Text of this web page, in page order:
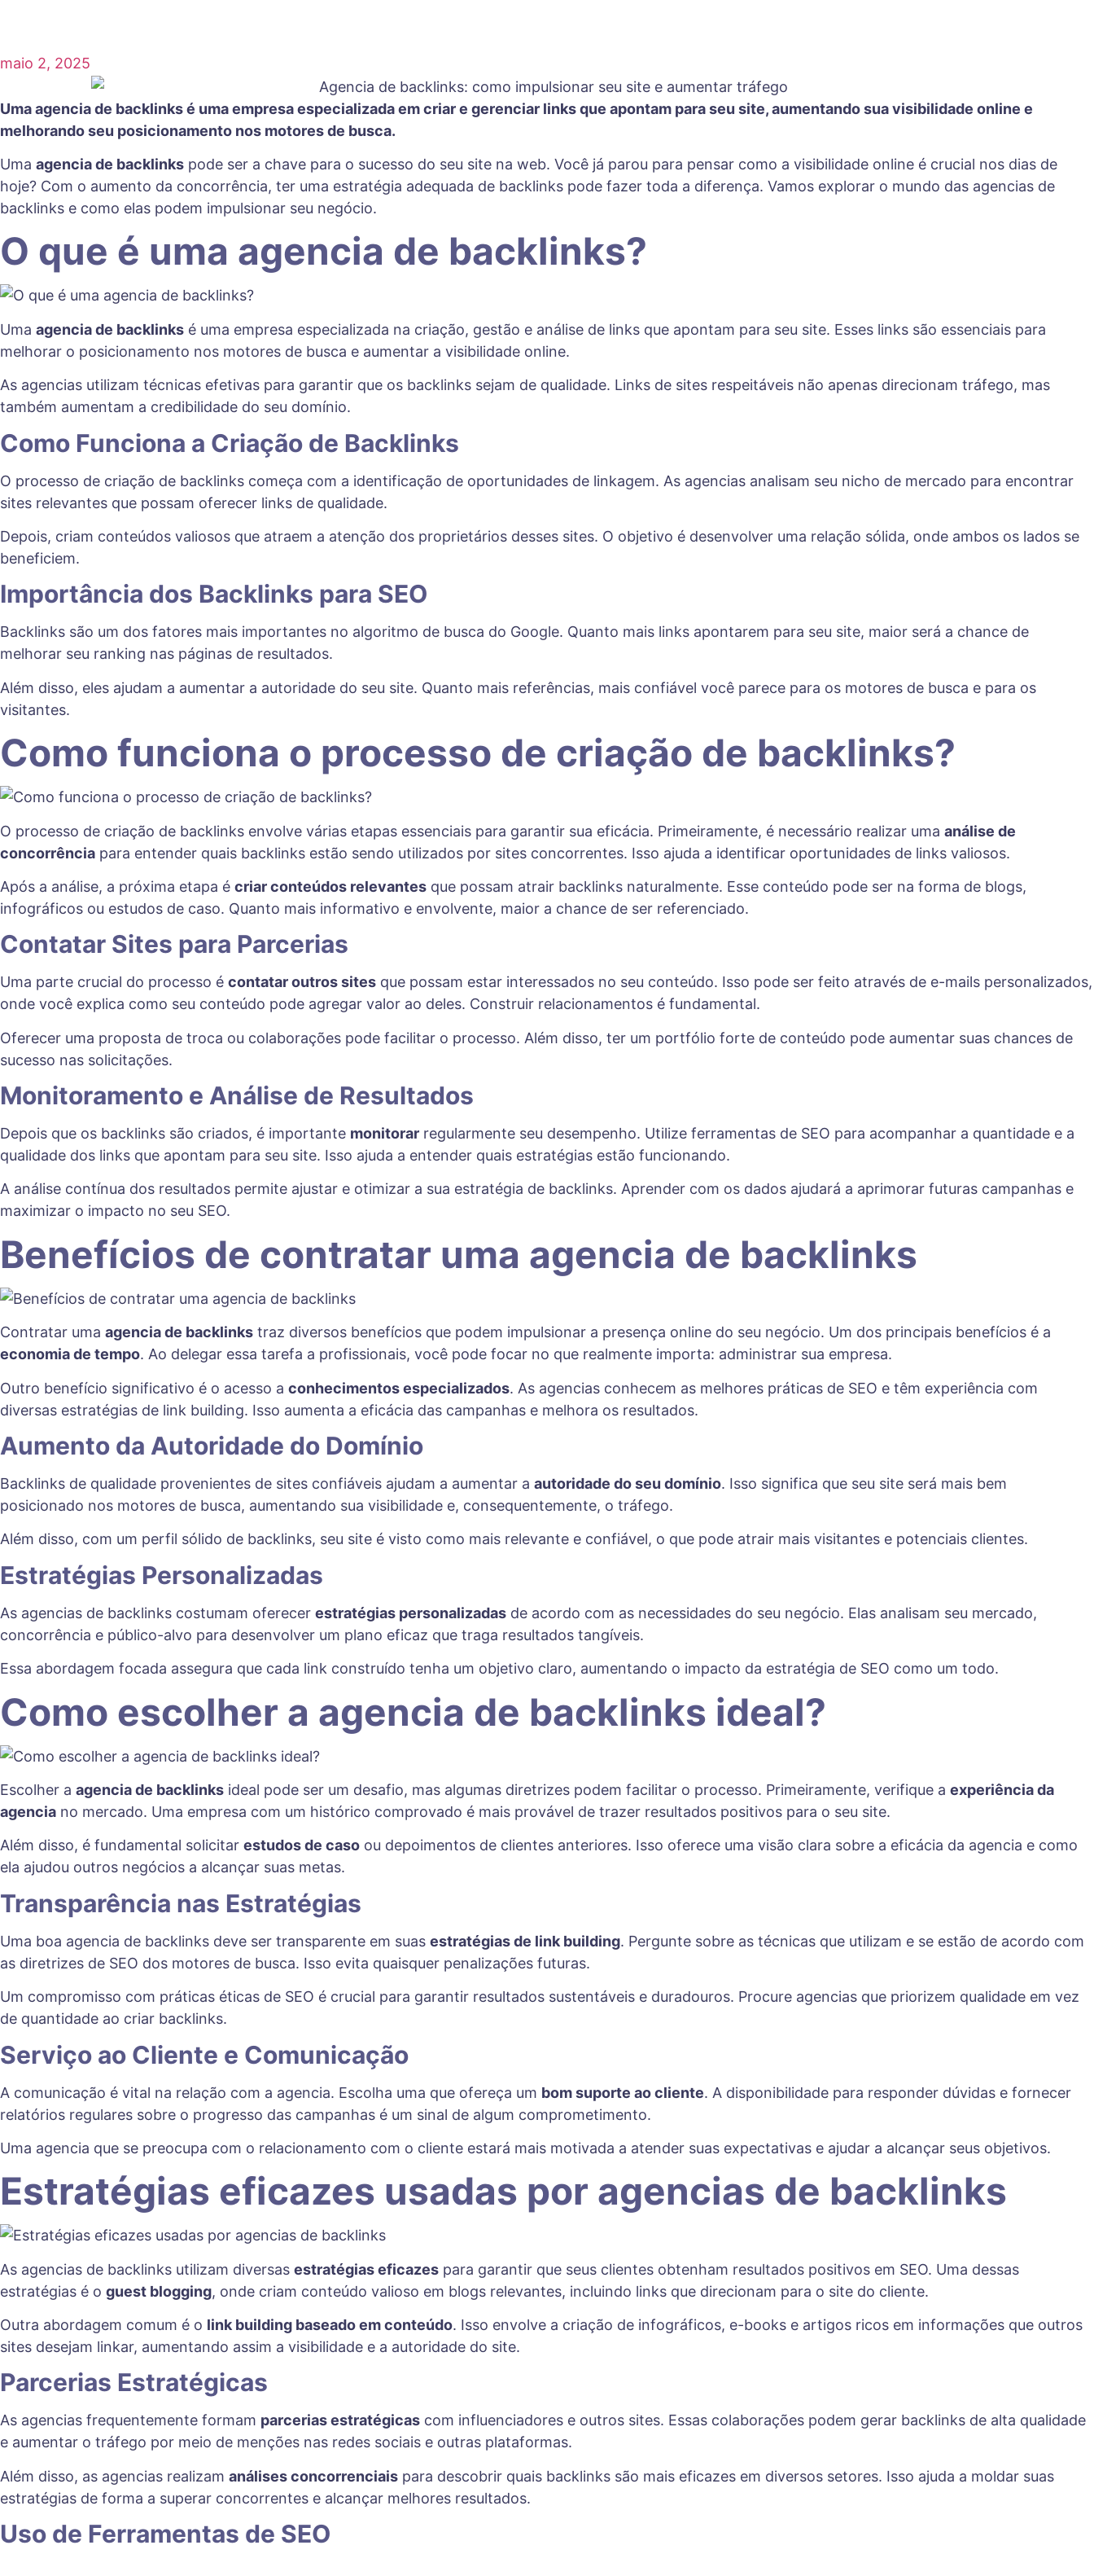
maio 2, 2025
Uma agencia de backlinks é uma empresa especializada em criar e gerenciar links que apontam para seu site, aumentando sua visibilidade online e
melhorando seu posicionamento nos motores de busca.
Uma agencia de backlinks pode ser a chave para o sucesso do seu site na web. Você já parou para pensar como a visibilidade online é crucial nos dias de
hoje? Com o aumento da concorrência, ter uma estratégia adequada de backlinks pode fazer toda a diferença. Vamos explorar o mundo das agencias de
backlinks e como elas podem impulsionar seu negócio.
O que é uma agencia de backlinks?
Uma agencia de backlinks é uma empresa especializada na criação, gestão e análise de links que apontam para seu site. Esses links são essenciais para
melhorar o posicionamento nos motores de busca e aumentar a visibilidade online.
As agencias utilizam técnicas efetivas para garantir que os backlinks sejam de qualidade. Links de sites respeitáveis não apenas direcionam tráfego, mas
também aumentam a credibilidade do seu domínio.
Como Funciona a Criação de Backlinks
O processo de criação de backlinks começa com a identificação de oportunidades de linkagem. As agencias analisam seu nicho de mercado para encontrar
sites relevantes que possam oferecer links de qualidade.
Depois, criam conteúdos valiosos que atraem a atenção dos proprietários desses sites. O objetivo é desenvolver uma relação sólida, onde ambos os lados se
beneficiem.
Importância dos Backlinks para SEO
Backlinks são um dos fatores mais importantes no algoritmo de busca do Google. Quanto mais links apontarem para seu site, maior será a chance de
melhorar seu ranking nas páginas de resultados.
Além disso, eles ajudam a aumentar a autoridade do seu site. Quanto mais referências, mais confiável você parece para os motores de busca e para os
visitantes.
Como funciona o processo de criação de backlinks?
O processo de criação de backlinks envolve várias etapas essenciais para garantir sua eficácia. Primeiramente, é necessário realizar uma análise de
concorrência para entender quais backlinks estão sendo utilizados por sites concorrentes. Isso ajuda a identificar oportunidades de links valiosos.
Após a análise, a próxima etapa é criar conteúdos relevantes que possam atrair backlinks naturalmente. Esse conteúdo pode ser na forma de blogs,
infográficos ou estudos de caso. Quanto mais informativo e envolvente, maior a chance de ser referenciado.
Contatar Sites para Parcerias
Uma parte crucial do processo é contatar outros sites que possam estar interessados no seu conteúdo. Isso pode ser feito através de e-mails personalizados,
onde você explica como seu conteúdo pode agregar valor ao deles. Construir relacionamentos é fundamental.
Oferecer uma proposta de troca ou colaborações pode facilitar o processo. Além disso, ter um portfólio forte de conteúdo pode aumentar suas chances de
sucesso nas solicitações.
Monitoramento e Análise de Resultados
Depois que os backlinks são criados, é importante monitorar regularmente seu desempenho. Utilize ferramentas de SEO para acompanhar a quantidade e a
qualidade dos links que apontam para seu site. Isso ajuda a entender quais estratégias estão funcionando.
A análise contínua dos resultados permite ajustar e otimizar a sua estratégia de backlinks. Aprender com os dados ajudará a aprimorar futuras campanhas e
maximizar o impacto no seu SEO.
Benefícios de contratar uma agencia de backlinks
Contratar uma agencia de backlinks traz diversos benefícios que podem impulsionar a presença online do seu negócio. Um dos principais benefícios é a
economia de tempo. Ao delegar essa tarefa a profissionais, você pode focar no que realmente importa: administrar sua empresa.
Outro benefício significativo é o acesso a conhecimentos especializados. As agencias conhecem as melhores práticas de SEO e têm experiência com
diversas estratégias de link building. Isso aumenta a eficácia das campanhas e melhora os resultados.
Aumento da Autoridade do Domínio
Backlinks de qualidade provenientes de sites confiáveis ajudam a aumentar a autoridade do seu domínio. Isso significa que seu site será mais bem
posicionado nos motores de busca, aumentando sua visibilidade e, consequentemente, o tráfego.
Além disso, com um perfil sólido de backlinks, seu site é visto como mais relevante e confiável, o que pode atrair mais visitantes e potenciais clientes.
Estratégias Personalizadas
As agencias de backlinks costumam oferecer estratégias personalizadas de acordo com as necessidades do seu negócio. Elas analisam seu mercado,
concorrência e público-alvo para desenvolver um plano eficaz que traga resultados tangíveis.
Essa abordagem focada assegura que cada link construído tenha um objetivo claro, aumentando o impacto da estratégia de SEO como um todo.
Como escolher a agencia de backlinks ideal?
Escolher a agencia de backlinks ideal pode ser um desafio, mas algumas diretrizes podem facilitar o processo. Primeiramente, verifique a experiência da
agencia no mercado. Uma empresa com um histórico comprovado é mais provável de trazer resultados positivos para o seu site.
Além disso, é fundamental solicitar estudos de caso ou depoimentos de clientes anteriores. Isso oferece uma visão clara sobre a eficácia da agencia e como
ela ajudou outros negócios a alcançar suas metas.
Transparência nas Estratégias
Uma boa agencia de backlinks deve ser transparente em suas estratégias de link building. Pergunte sobre as técnicas que utilizam e se estão de acordo com
as diretrizes de SEO dos motores de busca. Isso evita quaisquer penalizações futuras.
Um compromisso com práticas éticas de SEO é crucial para garantir resultados sustentáveis e duradouros. Procure agencias que priorizem qualidade em vez
de quantidade ao criar backlinks.
Serviço ao Cliente e Comunicação
A comunicação é vital na relação com a agencia. Escolha uma que ofereça um bom suporte ao cliente. A disponibilidade para responder dúvidas e fornecer
relatórios regulares sobre o progresso das campanhas é um sinal de algum comprometimento.
Uma agencia que se preocupa com o relacionamento com o cliente estará mais motivada a atender suas expectativas e ajudar a alcançar seus objetivos.
Estratégias eficazes usadas por agencias de backlinks
As agencias de backlinks utilizam diversas estratégias eficazes para garantir que seus clientes obtenham resultados positivos em SEO. Uma dessas
estratégias é o guest blogging, onde criam conteúdo valioso em blogs relevantes, incluindo links que direcionam para o site do cliente.
Outra abordagem comum é o link building baseado em conteúdo. Isso envolve a criação de infográficos, e-books e artigos ricos em informações que outros
sites desejam linkar, aumentando assim a visibilidade e a autoridade do site.
Parcerias Estratégicas
As agencias frequentemente formam parcerias estratégicas com influenciadores e outros sites. Essas colaborações podem gerar backlinks de alta qualidade
e aumentar o tráfego por meio de menções nas redes sociais e outras plataformas.
Além disso, as agencias realizam análises concorrenciais para descobrir quais backlinks são mais eficazes em diversos setores. Isso ajuda a moldar suas
estratégias de forma a superar concorrentes e alcançar melhores resultados.
Uso de Ferramentas de SEO